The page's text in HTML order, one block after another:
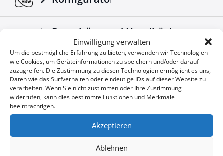
Einwilligung verwalten
Um die bestmögliche Erfahrung zu bieten, verwenden wir Technologien
wie Cookies, um Geräteinformationen zu speichern und/oder darauf
zuzugreifen. Die Zustimmung zu diesen Technologien ermöglicht es uns,
Daten wie das Surfverhalten oder eindeutige IDs auf dieser Website zu
verarbeiten. Wenn Sie nicht zustimmen oder Ihre Zustimmung
widerrufen, kann dies bestimmte Funktionen und Merkmale
beeinträchtigen.
Akzeptieren
Ablehnen
Hergestellt nach europäischen Standards.
Broschüre und Handbücher
herunterladen
Unternehmensnachrichten
Sonderangebote